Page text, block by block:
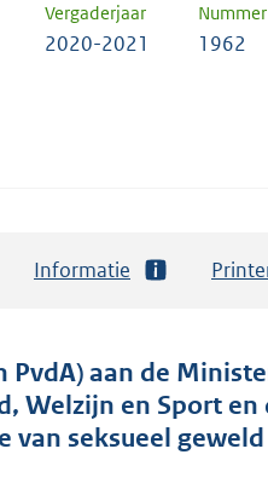
Vergaderjaar Nummer
2020-2021 1962
Informatie
aan de
Welzijn en Sport
van seksueel